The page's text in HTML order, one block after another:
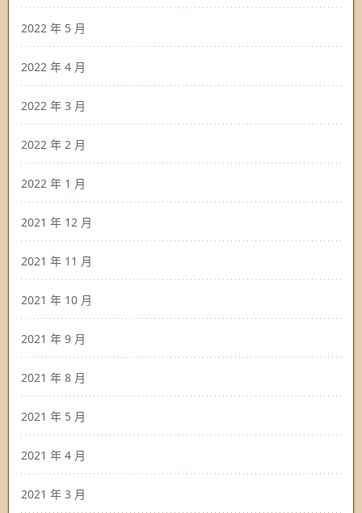
2022 年 5 月
2022 年 4 月
2022 年 3 月
2022 年 2 月
2022 年 1 月
2021 年 12 月
2021 年 11 月
2021 年 10 月
2021 年 9 月
2021 年 8 月
2021 年 5 月
2021 年 4 月
2021 年 3 月